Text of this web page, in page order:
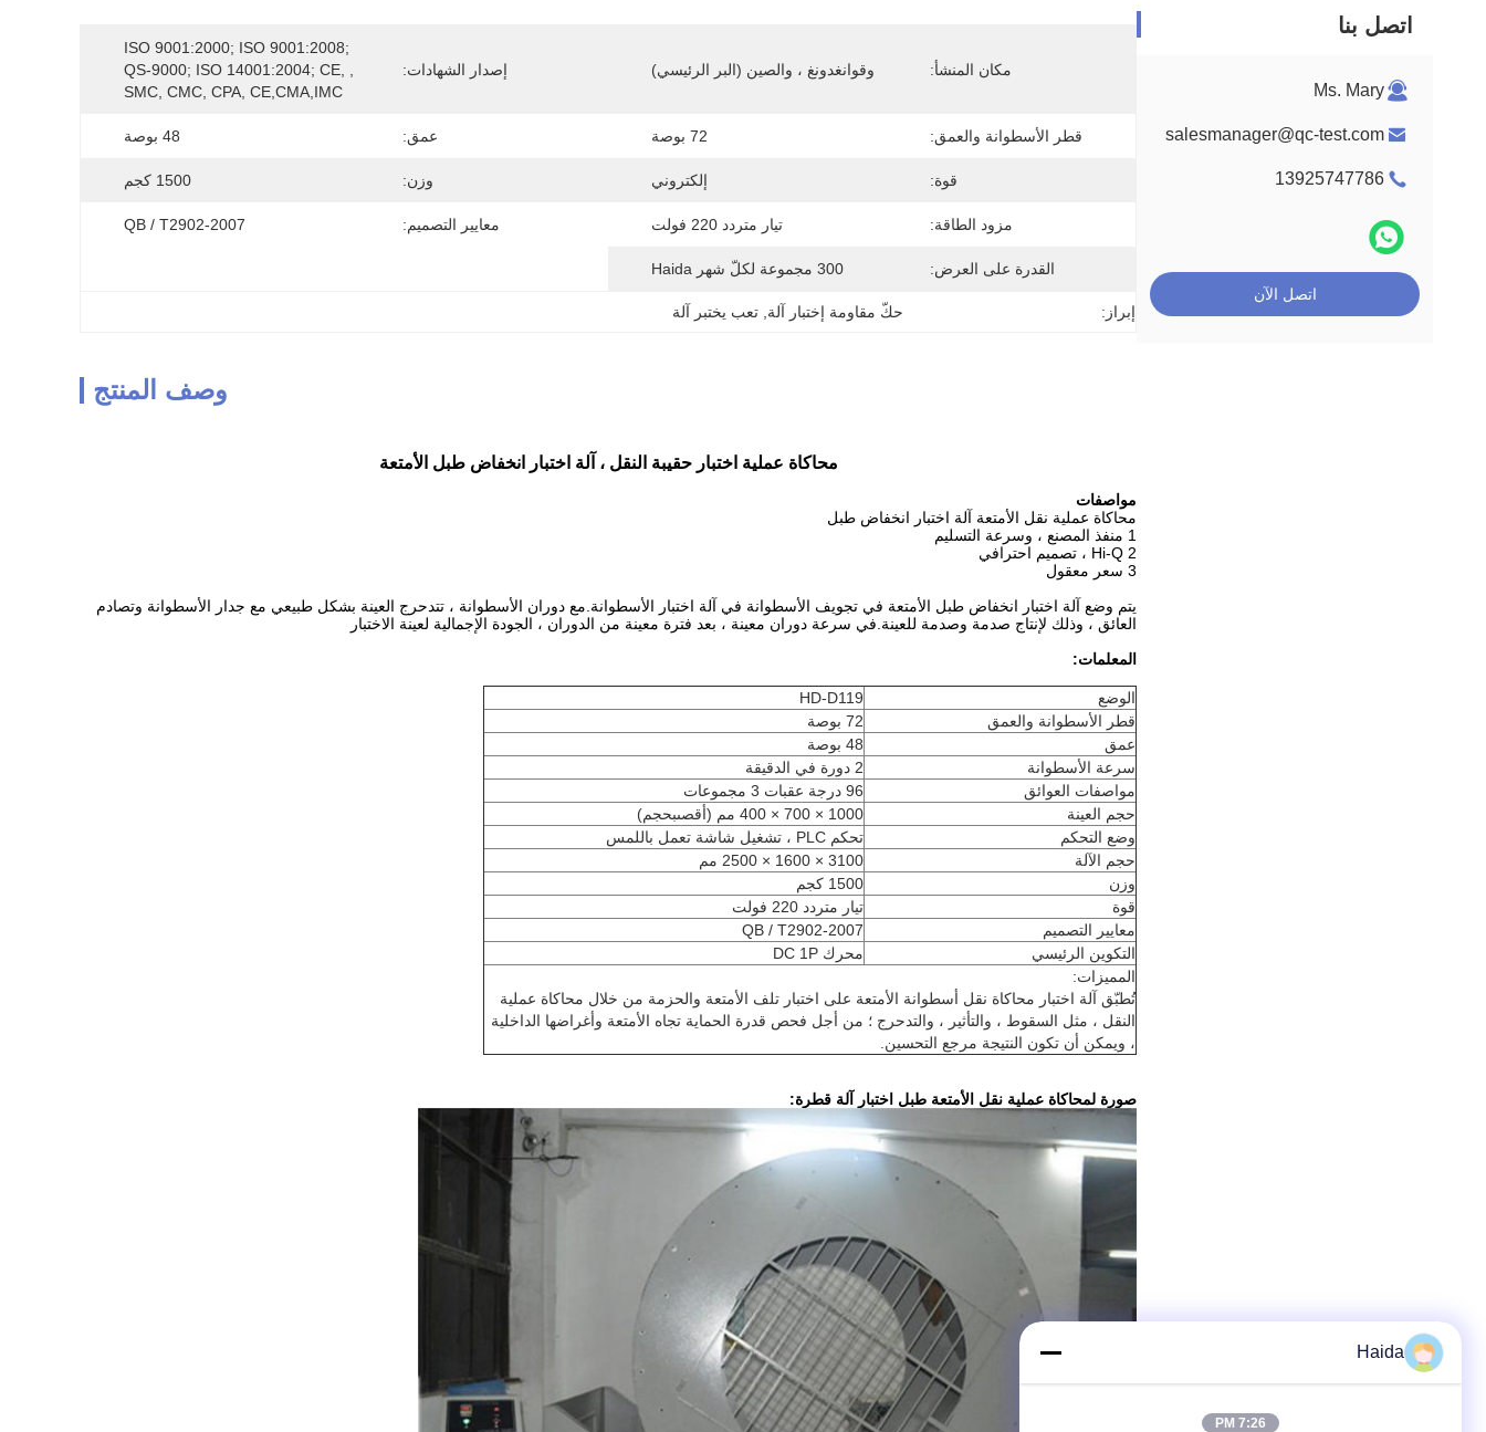
معدات اختبار قابلية الإشتعال
اتصل بنا
Ms. Mary
salesmanager@qc-test.com
13925747786
اتصل الآن
مكان المنشأ: وقوانغدونغ ، والصين (البر الرئيسي) إصدار الشهادات:
ISO 9001:2000; ISO 9001:2008;
QS-9000; ISO 14001:2004; CE, ,
SMC, CMC, CPA, CE,CMA,IMC
قطر الأسطوانة والعمق: 72 بوصة عمق: 48 بوصة
قوة: إلكتروني وزن: 1500 كجم
مزود الطاقة: تيار متردد 220 فولت معايير التصميم: QB / T2902-2007
القدرة على العرض: 300 مجموعة لكلّ شهر Haida
إبراز: حكّ مقاومة إختبار آلة , تعب يختبر آلة
وصف المنتج
محاكاة عملية اختبار حقيبة النقل ، آلة اختبار انخفاض طبل الأمتعة
مواصفات
محاكاة عملية نقل الأمتعة آلة اختبار انخفاض طبل
1 منفذ المصنع ، وسرعة التسليم
2 Hi-Q ، تصميم احترافي
3 سعر معقول
يتم وضع آلة اختبار انخفاض طبل الأمتعة في تجويف الأسطوانة في آلة اختبار الأسطوانة.مع دوران الأسطوانة ، تتدحرج العينة بشكل طبيعي مع جدار الأسطوانة وتصادم
العائق ، وذلك لإنتاج صدمة وصدمة للعينة.في سرعة دوران معينة ، بعد فترة معينة من الدوران ، الجودة الإجمالية لعينة الاختبار
المعلمات:
الوضع
HD-D119
قطر الأسطوانة والعمق
72 بوصة
عمق
48 بوصة
سرعة الأسطوانة
2 دورة في الدقيقة
مواصفات العوائق
96 درجة عقبات 3 مجموعات
حجم العينة
1000 × 700 × 400 مم ( أقصىبحجم)
وضع التحكم
تحكم PLC ، تشغيل شاشة تعمل باللمس
حجم الآلة
3100 × 1600 × 2500 مم
وزن
1500 كجم
قوة
تيار متردد 220 فولت
معايير التصميم
QB / T2902-2007
التكوين الرئيسي
محرك DC 1P
المميزات:
تُطبّق آلة اختبار محاكاة نقل أسطوانة الأمتعة على اختبار تلف الأمتعة والحزمة من خلال محاكاة عملية
النقل ، مثل السقوط ، والتأثير ، والتدحرج ؛ من أجل فحص قدرة الحماية تجاه الأمتعة وأغراضها الداخلية
، ويمكن أن تكون النتيجة مرجع التحسين.
صورة لمحاكاة عملية نقل الأمتعة طبل اختبار آلة قطرة:
Haida
7:26 PM